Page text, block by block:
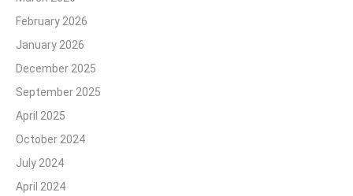
February 2026
January 2026
December 2025
September 2025
April 2025
October 2024
July 2024
April 2024